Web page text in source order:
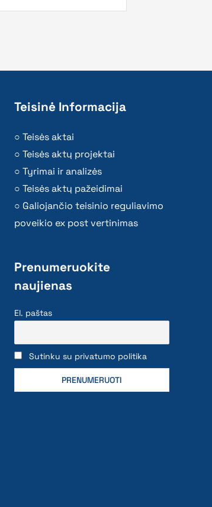
Teisinė Informacija
Teisės aktai
Teisės aktų projektai
Tyrimai ir analizės
Teisės aktų pažeidimai
Galiojančio teisinio reguliavimo
poveikio ex post vertinimas
Prenumeruokite
naujienas
El. paštas
Sutinku su privatumo politika